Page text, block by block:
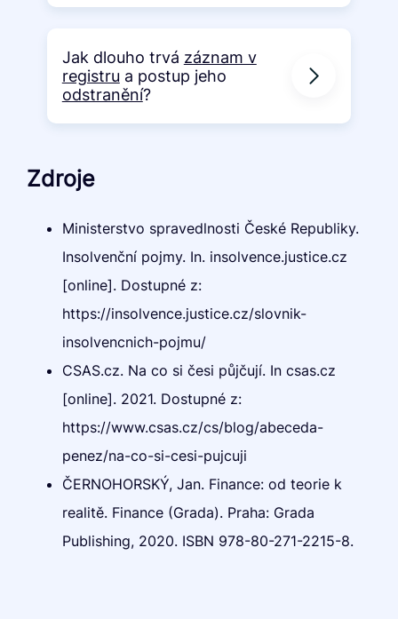
Jak dlouho trvá záznam v
registru a postup jeho
odstranění?
Zdroje
Ministerstvo spravedlnosti České Republiky.
Insolvenční pojmy. In. insolvence.justice.cz
[online]. Dostupné z:
https://insolvence.justice.cz/slovnik-
insolvencnich-pojmu/
CSAS.cz. Na co si česi půjčují. In csas.cz
[online]. 2021. Dostupné z:
https://www.csas.cz/cs/blog/abeceda-
penez/na-co-si-cesi-pujcuji
ČERNOHORSKÝ, Jan. Finance: od teorie k
realitě. Finance (Grada). Praha: Grada
Publishing, 2020. ISBN 978-80-271-2215-8.